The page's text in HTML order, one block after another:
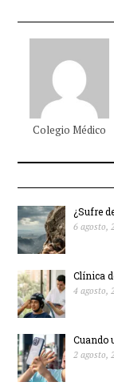
Colegio Médico
¿Sufre
6 agosto,
Clínica
4 agosto,
Cuando
2 agosto,